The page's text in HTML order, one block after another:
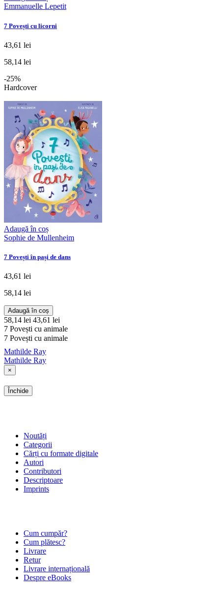
Emmanuelle Lepetit
7 Povești cu licorni
43,61 lei
58,14 lei
-25%
Hardcover
Adaugă în coș
Sophie de Mullenheim
7 Povești în pași de dans
43,61 lei
58,14 lei
Adaugă în coș
58,14 lei 43,61 lei
7 Povești cu animale
7 Povești cu animale
Mathilde Ray
Mathilde Ray
×
Închide
Noutăți
Categorii
Cărți cu formate digitale
Autori
Contributori
Descriptoare
Imprints
Cum cumpăr?
Cum plătesc?
Livrare
Retur
Livrare internațională
Despre eBooks